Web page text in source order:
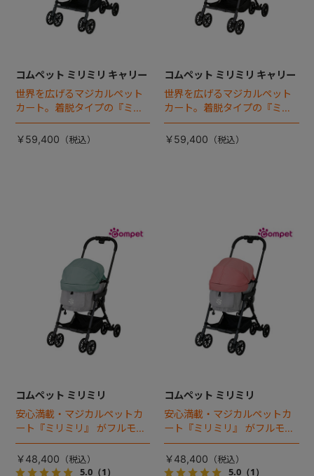
コムペット ミリミリ キャリー
世界を広げるマジカルペット
カート。着脱タイプの『ミリ
ミリEG』 がフルモデルチェン
ジ 。新機能「マジカルフォー
￥59,400
コムペット ミリミリ キャリー
世界を広げるマジカルペット
カート。着脱タイプの『ミリ
ミリEG』 がフルモデルチェン
ジ 。新機能「マジカルフォー
￥59,400
コムペット ミリミリ
安心満載・マジカルペットカ
ート『ミリミリ』 がフルモデ
ルチェンジ。 新機能「マジカ
ルフォールディング」搭載
￥48,400
5.0（1）
コムペット ミリミリ
安心満載・マジカルペットカ
ート『ミリミリ』 がフルモデ
ルチェンジ。 新機能「マジカ
ルフォールディング」搭載
￥48,400
5.0（1）